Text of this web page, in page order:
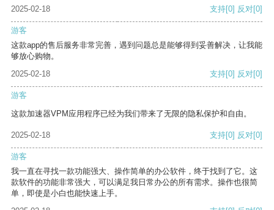
2025-02-18 支持[0] 反对[0]
游客
这款app的售后服务非常完善，遇到问题总是能够得到妥善解决，让我能
够放心购物。
2025-02-18
支持[0] 反对[0]
游客
这款加速器VPM应用程序已经为我们带来了无限的隐私保护和自由。
2025-02-18 支持[0] 反对[0]
游客
我一直在寻找一款功能强大、操作简单的办公软件，终于找到了它。这
款软件的功能非常强大，可以满足我日常办公的所有需求。操作也很简
单，即使是小白也能快速上手。